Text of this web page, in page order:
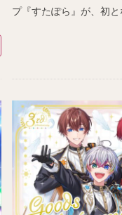
プ『すたぽら』が、初